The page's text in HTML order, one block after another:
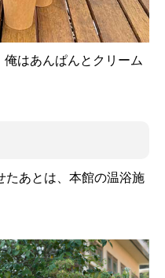
はあんぱんとクリーム
たあとは、本館の温浴施